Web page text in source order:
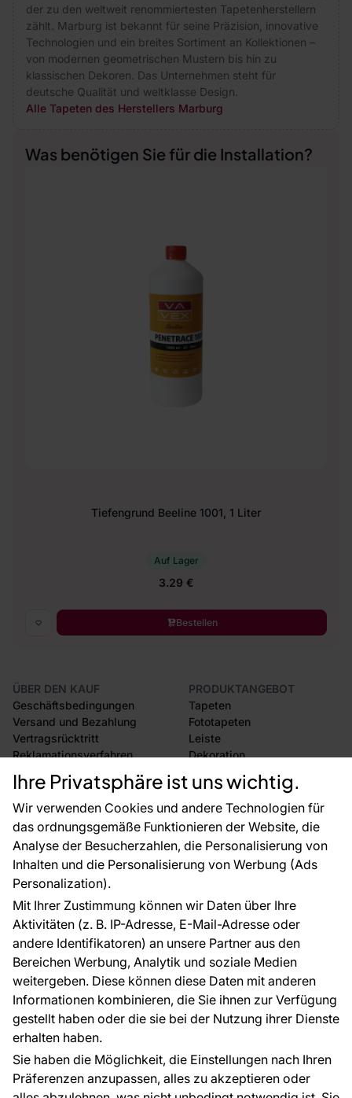
Ihre Privatsphäre ist uns wichtig.
Wir verwenden Cookies und andere Technologien für
das ordnungsgemäße Funktionieren der Website, die
Analyse der Besucherzahlen, die Personalisierung von
Inhalten und die Personalisierung von Werbung (Ads
Personalization).
Mit Ihrer Zustimmung können wir Daten über Ihre
Aktivitäten (z. B. IP-Adresse, E-Mail-Adresse oder
andere Identifikatoren) an unsere Partner aus den
Bereichen Werbung, Analytik und soziale Medien
weitergeben. Diese können diese Daten mit anderen
Informationen kombinieren, die Sie ihnen zur Verfügung
gestellt haben oder die sie bei der Nutzung ihrer Dienste
erhalten haben.
Sie haben die Möglichkeit, die Einstellungen nach Ihren
Präferenzen anzupassen, alles zu akzeptieren oder
der zu den weltweit renommiertesten Tapetenherstellern
zählt. Marburg ist bekannt für seine Präzision, innovative
Technologien und ein breites Sortiment an Kollektionen –
von modernen geometrischen Mustern bis hin zu
klassischen Dekoren. Das Unternehmen steht für
deutsche Qualität und weltklasse Design.
Alle Tapeten des Herstellers Marburg
Was benötigen Sie für die Installation?
Tiefengrund Beeline 1001, 1 Liter
Auf Lager
3.29 €
Bestellen
ÜBER DEN KAUF
Geschäftsbedingungen
Versand und Bezahlung
Vertragsrücktritt
Reklamationsverfahren
Rücksendung von Waren
CE-Zertifizierung
Großhandel
Raumvisualisierung
PRODUKTANGEBOT
Tapeten
Fototapeten
Leiste
Dekoration
Selbstklebende Folien
Zubehör
Tapetenmuster
FÜR SIE
Blog
EU-Projekte
Ratschläge und Tipps
FAQ
ÜBER DAS UNTERNEHMEN
Kontakt
Haben Sie Fragen? Wir helfen Ihnen gerne weiter
und beraten Sie persönlich.
+49 781 95633072